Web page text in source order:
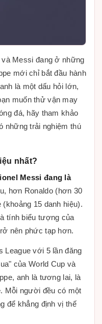
Messi đang ở những
mới chỉ bắt đầu hành
là một dấu hỏi lớn,
muốn thử vận may
đá, hãy tham khảo
những trải nghiệm thú
nhất?
Messi đang là
hơn Ronaldo (hơn 30
15 danh hiệu).
tính biểu tượng của
nên phức tạp hơn.
League với 5 lần đăng
của World Cup và
anh là tương lai, là
Mỗi người đều có một
để khẳng định vị thế